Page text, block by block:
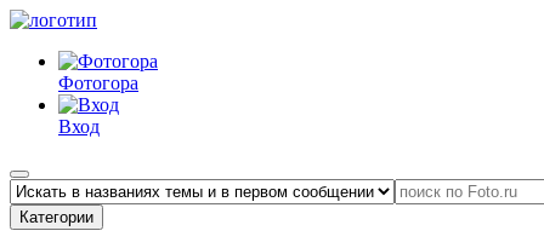
Фотогора
Вход
Категории